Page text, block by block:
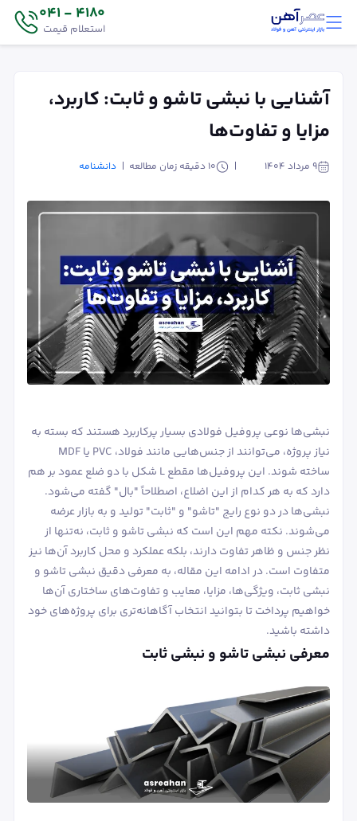
4180 - 041
استعلام قیمت
آشنایی با نبشی تاشو و ثابت: کاربرد،
مزایا و تفاوت‌ها
۹ مرداد ۱۴۰۴ 10 دقیقه زمان مطالعه دانشنامه
نبشی‌ها نوعی پروفیل فولادی بسیار پرکاربرد هستند که بسته به
نیاز پروژه، می‌توانند از جنس‌هایی مانند فولاد، PVC یا MDF
ساخته شوند. این پروفیل‌ها مقطع L شکل با دو ضلع عمود بر هم
دارد که به هر کدام از این اضلاع، اصطلاحاً "بال" گفته می‌شود.
نبشی‌ها در دو نوع رایج "تاشو" و "ثابت" تولید و به بازار عرضه
می‌شوند. نکته مهم این است که نبشی تاشو و ثابت، نه‌تنها از
نظر جنس و ظاهر تفاوت دارند، بلکه عملکرد و محل کاربرد آن‌ها نیز
متفاوت است. در ادامه این مقاله، به معرفی دقیق نبشی تاشو و
نبشی ثابت، ویژگی‌ها، مزایا، معایب و تفاوت‌های ساختاری آن‌ها
خواهیم پرداخت تا بتوانید انتخاب آگاهانه‌تری برای پروژه‌های خود
داشته باشید.
معرفی نبشی تاشو و نبشی ثابت